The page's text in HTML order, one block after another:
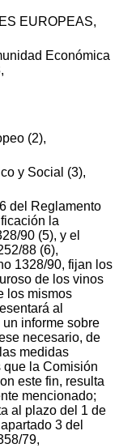
EUROPEAS,
Económica
(2),
y Social (3),
del Reglamento
la
90 (5), y el
88 (6),
1328/90, fijan los
de los vinos
los mismos
al
informe sobre
necesario, de
medidas
que la Comisión
este fin, resulta
mencionado;
al plazo del 1 de
3 del
79,